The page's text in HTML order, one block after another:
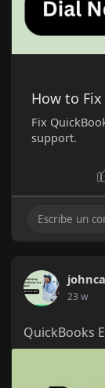
How to
Fix
support.
23 w
QuickBooks